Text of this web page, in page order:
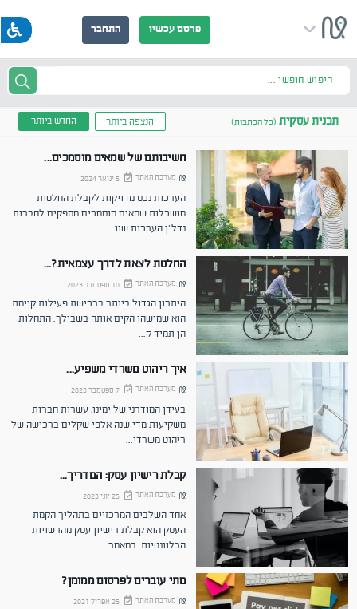
פרסם עכשיו התחבר
חיפוש חופשי ...
תכנית עסקית (כל הכתבות) החדש ביותר הנצפה ביותר
חשיבותם של שמאים מוסמכים...
מערכת האתר 5 ינואר 2024
הערכות נכס מדויקות לקבלת החלטות
מושכלות שמאים מוסמכים מספקים לחברות
נדל"ן הערכות שוו...
החלטת לצאת לדרך עצמאית?...
מערכת האתר 10 ספטמבר 2023
היתרון הגדול ביותר ברכישת פעילות קיימת
הוא שמישהו הקים אותה בשבילך. התחלות
הן תמיד ק...
איך ריהוט משרדי משפיע...
מערכת האתר 7 ספטמבר 2023
בעידן המודרני של ימינו, עשרות חברות
משקיעות מדי שנה אלפי שקלים ברכישה של
ריהוט משרדי...
קבלת רישיון עסק: המדריך...
מערכת האתר 25 יוני 2023
אחד השלבים המרכזיים בתהליך הקמת
העסק הוא קבלת רישיון עסק מהרשויות
הרלוונטיות. במאמר ...
מתי עוברים לפרסום ממומן?
מערכת האתר 26 אפריל 2021